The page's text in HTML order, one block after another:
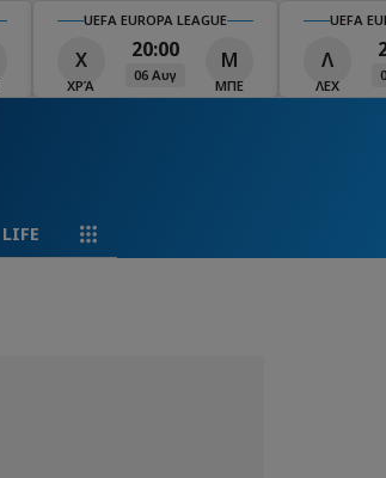
UEFA EUROPA LEAGUE
Χ
ΧΡΆ
20:00
06 Αυγ
Μ
ΜΠΕ
UEFA
Λ
ΛΕΧ
LIFE